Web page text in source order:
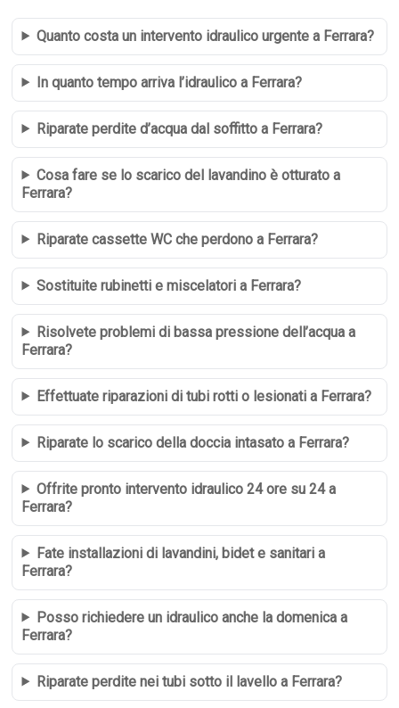
Quanto costa un intervento idraulico urgente a Ferrara?
In quanto tempo arriva l’idraulico a Ferrara?
Riparate perdite d’acqua dal soffitto a Ferrara?
Cosa fare se lo scarico del lavandino è otturato a
Ferrara?
Riparate cassette WC che perdono a Ferrara?
Sostituite rubinetti e miscelatori a Ferrara?
Risolvete problemi di bassa pressione dell’acqua a
Ferrara?
Effettuate riparazioni di tubi rotti o lesionati a Ferrara?
Riparate lo scarico della doccia intasato a Ferrara?
Offrite pronto intervento idraulico 24 ore su 24 a
Ferrara?
Fate installazioni di lavandini, bidet e sanitari a
Ferrara?
Posso richiedere un idraulico anche la domenica a
Ferrara?
Riparate perdite nei tubi sotto il lavello a Ferrara?